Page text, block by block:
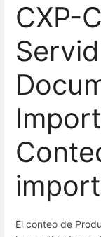
CXP-
El conteo de